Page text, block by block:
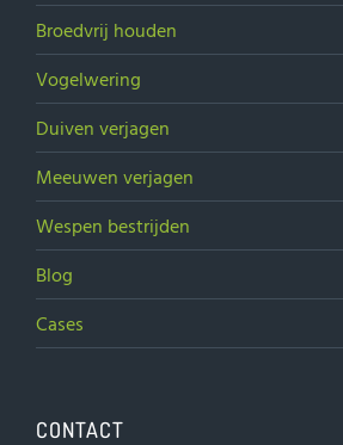
Broedvrij houden
Vogelwering
Duiven verjagen
Meeuwen verjagen
Wespen bestrijden
Blog
Cases
CONTACT